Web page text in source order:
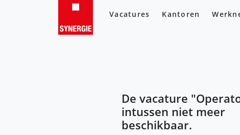
Vacatures Kantoren
De vacature "
intussen niet meer
beschikbaar.